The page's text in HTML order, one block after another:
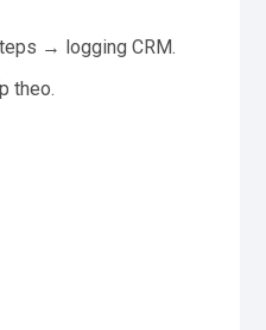
→ logging CRM.
theo.